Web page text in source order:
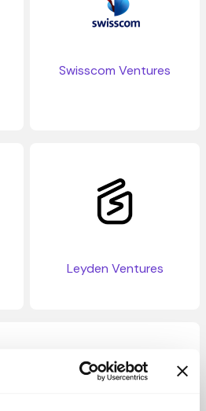
Swisscom Ventures
Leyden Ventures